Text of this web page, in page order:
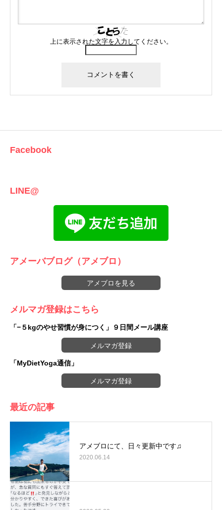
上に表示された文字を入力してください。
Facebook
LINE@
アメーバブログ（アメブロ）
アメブロを見る
メルマガ登録はこちら
「−５kgのやせ習慣が身につく」９日間メール講座
メルマガ登録
「MyDietYoga通信」
メルマガ登録
最近の記事
アメブロにて、日々更新中です♫
2020.06.14